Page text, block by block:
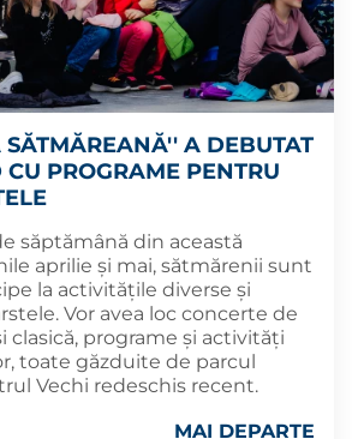
A DEBUTAT
PROGRAME PENTRU
săptămână din această
aprilie și mai, sătmărenii sunt
la activitățile diverse și
Vor avea loc concerte de
clasică, programe și activități
toate găzduite de parcul
Vechi redeschis recent.
MAI DEPARTE